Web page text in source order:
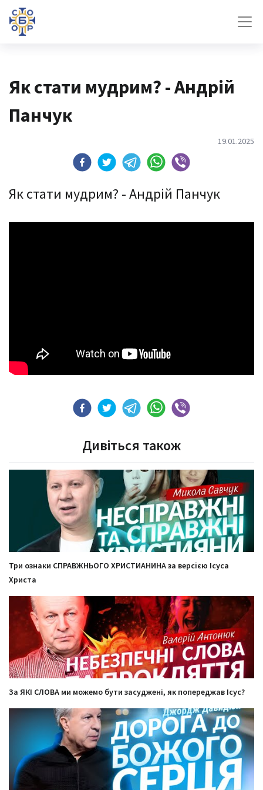
Як стати мудрим? - Андрій
Панчук
19.01.2025
Як стати мудрим? - Андрій Панчук
Дивіться також
Три ознаки СПРАВЖНЬОГО ХРИСТИАНИНА за версією Ісуса
Христа
За ЯКІ СЛОВА ми можемо бути засуджені, як попереджав Ісус?